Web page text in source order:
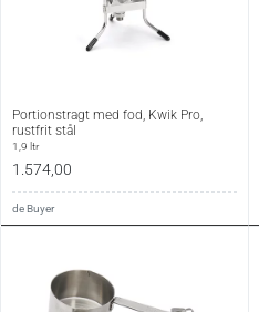
Portionstragt med fod, Kwik Pro,
rustfrit stål
1,9 ltr
1.574,00
de Buyer